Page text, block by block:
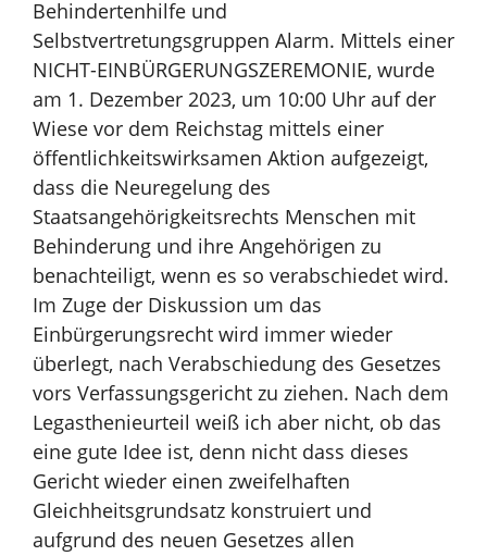
Behindertenhilfe und
Selbstvertretungsgruppen Alarm. Mittels einer
NICHT-EINBÜRGERUNGSZEREMONIE, wurde
am 1. Dezember 2023, um 10:00 Uhr auf der
Wiese vor dem Reichstag mittels einer
öffentlichkeitswirksamen Aktion aufgezeigt,
dass die Neuregelung des
Staatsangehörigkeitsrechts Menschen mit
Behinderung und ihre Angehörigen zu
benachteiligt, wenn es so verabschiedet wird.
Im Zuge der Diskussion um das
Einbürgerungsrecht wird immer wieder
überlegt, nach Verabschiedung des Gesetzes
vors Verfassungsgericht zu ziehen. Nach dem
Legasthenieurteil weiß ich aber nicht, ob das
eine gute Idee ist, denn nicht dass dieses
Gericht wieder einen zweifelhaften
Gleichheitsgrundsatz konstruiert und
aufgrund des neuen Gesetzes allen